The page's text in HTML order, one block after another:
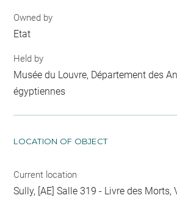
Owned by
Etat
Held by
Musée du Louvre, Département des
égyptiennes
LOCATION OF OBJECT
Current location
Sully, [AE] Salle 319 - Livre des Morts,